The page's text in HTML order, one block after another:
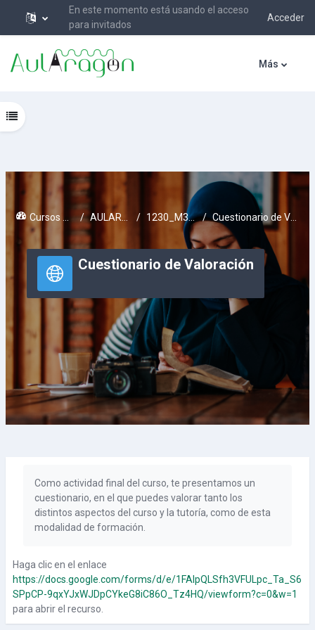
En este momento está usando el acceso
para invitados
Acceder
Más
Cursos activos AULARAGON 1230_M3FEEPA Cuestionario de Valoración
Cuestionario de Valoración
Abrir índice del curso
Como actividad final del curso, te presentamos un
cuestionario, en el que puedes valorar tanto los
distintos aspectos del curso y la tutoría, como de esta
modalidad de formación.
Haga clic en el enlace
https://docs.google.com/forms/d/e/1FAIpQLSfh3VFULpc_Ta_S6
SPpCP-9qxYJxWJDpCYkeG8iC86O_Tz4HQ/viewform?c=0&w=1
para abrir el recurso.